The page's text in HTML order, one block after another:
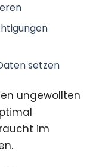
setzen
ungewollten
im